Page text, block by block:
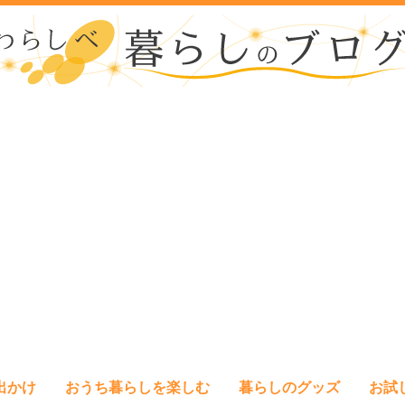
かけ おうち暮らしを楽しむ 暮らしのグッズ お試